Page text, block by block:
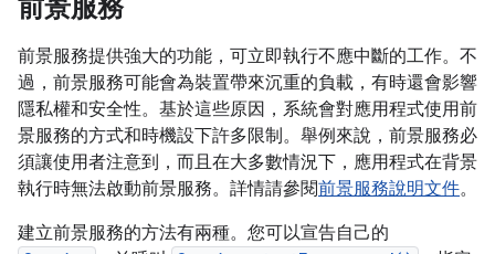
前景服務
前景服務提供強大的功能，可立即執行不應中斷的工作。不
過，前景服務可能會為裝置帶來沉重的負載，有時還會影響
隱私權和安全性。基於這些原因，系統會對應用程式使用前
景服務的方式和時機設下許多限制。舉例來說，前景服務必
須讓使用者注意到，而且在大多數情況下，應用程式在背景
執行時無法啟動前景服務。詳情請參閱前景服務說明文件。
建立前景服務的方法有兩種。您可以宣告自己的